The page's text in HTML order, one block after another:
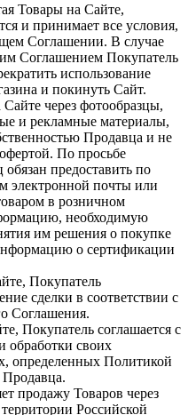
Товары на Сайте,
и принимает все условия,
Соглашении. В случае
Соглашением Покупатель
использование
и покинуть Сайт.
через фотообразцы,
и рекламные материалы,
Продавца и не
По просьбе
предоставить по
электронной почты или
в розничном
необходимую
им решения о покупке
о сертификации
Покупатель
сделки в соответствии с
Соглашения.
Покупатель соглашается с
обработки своих
определенных Политикой
продажу Товаров через
Российской